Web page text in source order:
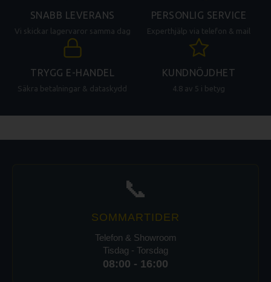
SNABB LEVERANS
Vi skickar lagervaror samma dag
PERSONLIG SERVICE
Experthjälp via telefon & mail
TRYGG E-HANDEL
Säkra betalningar & dataskydd
KUNDNÖJDHET
4.8 av 5 i betyg
📞
SOMMARTIDER
Telefon & Showroom
Tisdag - Torsdag
08:00 - 16:00